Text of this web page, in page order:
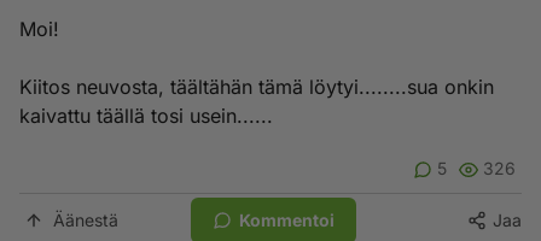
Moi!
Kiitos neuvosta, täältähän tämä löytyi........sua onkin
kaivattu täällä tosi usein......
5 326
Äänestä Kommentoi Jaa